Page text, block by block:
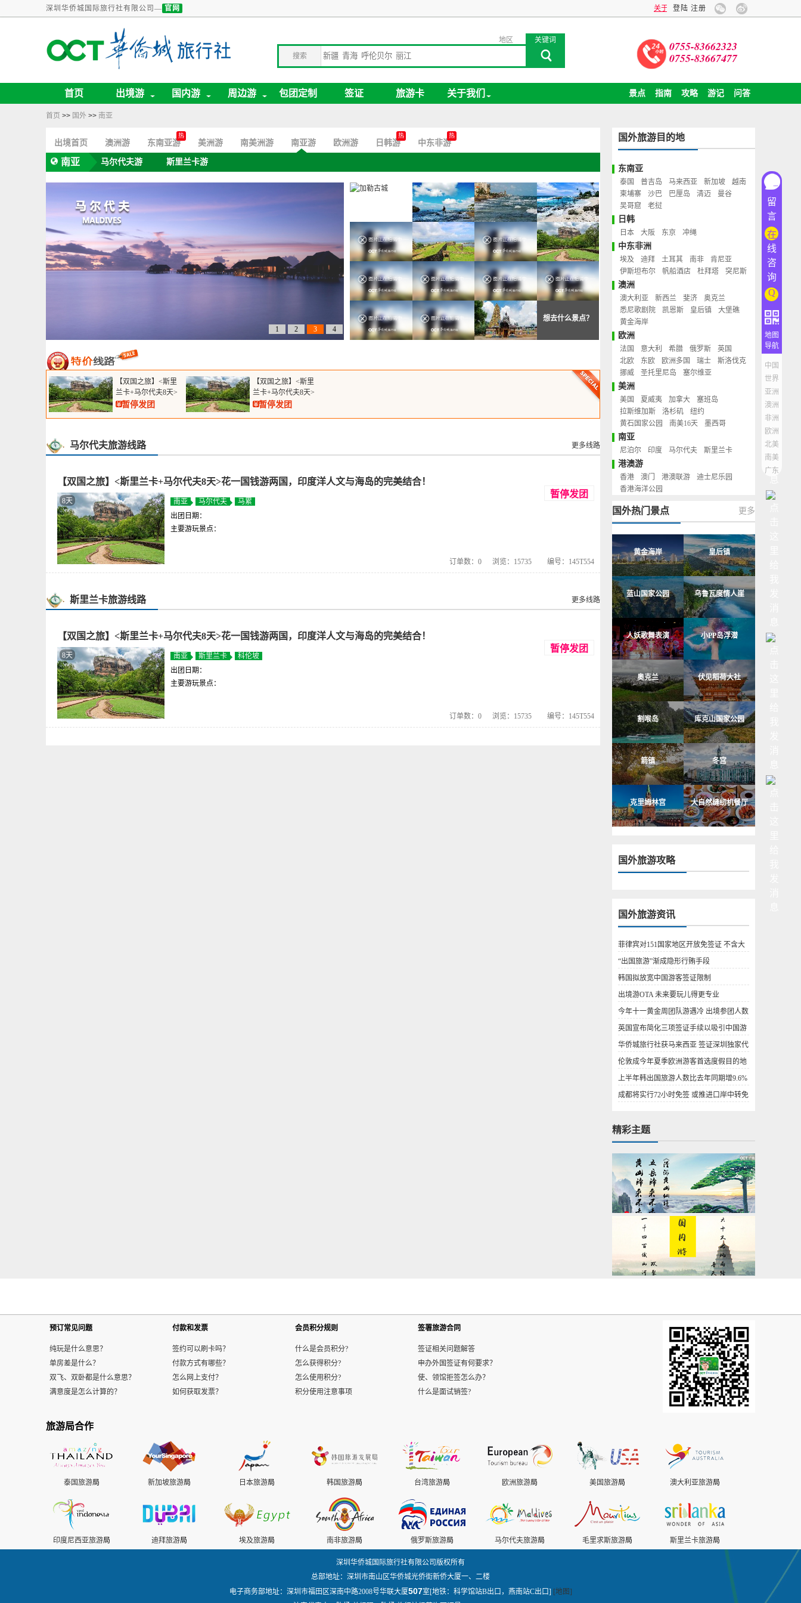
深圳华侨城国际旅行社有限公司— 官网 登陆 注册
关于旅游卡业务停办公告 企业包团旅游，全球旅行贴心
搜索
地区 关键词
0755-83662323
0755-83667477
首页 出境游 国内游 周边游 包团定制 签证 旅游卡 关于我们 问答
游记
攻略
指南
景点
首页 >> 国外 >> 南亚
出境首页 澳洲游 东南亚游 美洲游 南美洲游 南亚游 欧洲游 日韩游 中东非游
南亚 马尔代夫游 斯里兰卡游
1 2 3 4
想去什么景点？
【双国之旅】<斯里
兰卡+马尔代夫8天>
花一国钱游两国，印
暂停发团
【双国之旅】<斯里
兰卡+马尔代夫8天>
花一国钱游两国，印
暂停发团
马尔代夫旅游线路 更多线路
【双国之旅】<斯里兰卡+马尔代夫8天>花一国钱游两国，印度洋人文与海岛的完美结合！
8天 南亚 马尔代夫
马累
出团日期：
主要游玩景点：
订单数： 0 浏览： 15735 编号：145T554
暂停发团
斯里兰卡旅游线路 更多线路
【双国之旅】<斯里兰卡+马尔代夫8天>花一国钱游两国，印度洋人文与海岛的完美结合！
8天 南亚 斯里兰卡
科伦坡
出团日期：
主要游玩景点：
订单数： 0 浏览： 15735 编号：145T554
暂停发团
国外旅游目的地
东南亚
泰国 普吉岛 马来西亚 新加坡
越南
柬埔寨
沙巴 巴厘岛 清迈
曼谷
吴哥窟
老挝
日韩
日本 大阪 东京 冲绳
中东非洲
埃及 迪拜 土耳其 南非
肯尼亚
伊斯坦布尔
帆船酒店 杜拜塔 突尼斯
澳洲
澳大利亚 新西兰 斐济
奥克兰
悉尼歌剧院
凯恩斯 皇后镇
大堡礁
黄金海岸
欧洲
法国 意大利 希腊 俄罗斯
英国
北欧
东欧 欧洲多国 瑞士
斯洛伐克
挪威
圣托里尼岛 塞尔维亚
美洲
美国 夏威夷 加拿大
塞班岛
拉斯维加斯
洛杉矶
纽约
黄石国家公园
南美16天 墨西哥
南亚
尼泊尔 印度 马尔代夫 斯里兰卡
港澳游
香港 澳门 港澳联游
迪士尼乐园
香港海洋公园
国外热门景点 更多
黄金海岸 皇后镇
蓝山国家公园 乌鲁瓦度情人崖
人妖歌舞表演 小PP岛浮潜
奥克兰 伏见稻荷大社
割喉岛 库克山国家公园
箭镇 冬宫
克里姆林宫 大自然缝纫机餐厅
国外旅游攻略
国外旅游资讯
菲律宾对151国家地区开放免签证 不含大
陆台湾
“出国旅游”渐成隐形行贿手段
韩国拟放宽中国游客签证限制
出境游OTA 未来要玩儿得更专业
今年十一黄金周团队游遇冷 出境参团人数
下降明显
英国宣布简化三项签证手续以吸引中国游
客
华侨城旅行社获马来西亚 签证深圳独家代
理权
伦敦成今年夏季欧洲游客首选度假目的地
上半年韩出国旅游人数比去年同期增9.6%
成都将实行72小时免签 或推进口岸中转免
精彩主题
留
言
在
线
咨
询
Q
地图
导航
中国
世界
亚洲
澳洲
非洲
欧洲
北美
南美
广东
预订常见问题
纯玩是什么意思？
单房差是什么？
双飞、双卧都是什么意思？
满意度是怎么计算的？
付款和发票
签约可以刷卡吗？
付款方式有哪些？
怎么网上支付？
如何获取发票？
会员积分规则
什么是会员积分?
怎么获得积分?
怎么使用积分?
积分使用注意事项
签署旅游合同
签证相关问题解答
申办外国签证有何要求？
使、领馆拒签怎么办？
什么是面试销签?
旅游局合作
泰国旅游局 新加坡旅游局 日本旅游局 韩国旅游局 台湾旅游局 欧洲旅游局 美国旅游局 澳大利亚旅游局
印度尼西亚旅游局 迪拜旅游局 埃及旅游局 南非旅游局 俄罗斯旅游局 马尔代夫旅游局 毛里求斯旅游局 斯里兰卡旅游局
深圳华侨城国际旅行社有限公司版权所有
总部地址：深圳市南山区华侨城光侨街新侨大厦一、二楼
电子商务部地址：深圳市福田区深南中路2008号华联大厦507室[地铁：科学馆站B出口，燕南站C出口] [地图]